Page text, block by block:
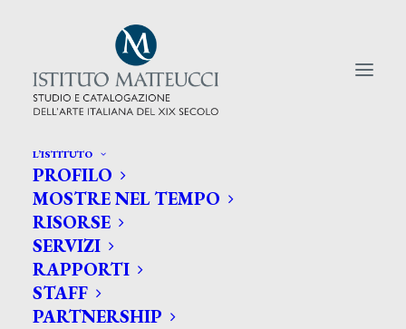
L’ISTITUTO
PROFILO
MOSTRE NEL TEMPO
RISORSE
SERVIZI
RAPPORTI
STAFF
PARTNERSHIP
CERCA TRA GLI ARTISTI:
Search
for: